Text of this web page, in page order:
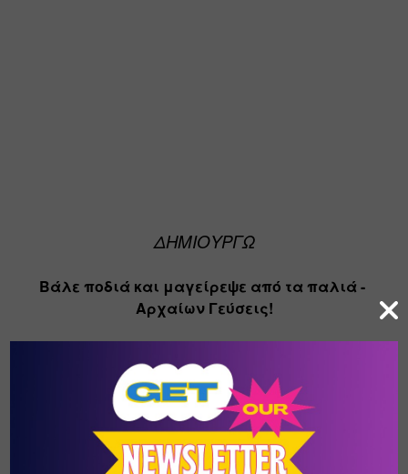
ΔΗΜΙΟΥΡΓΩ
Βάλε ποδιά και μαγείρεψε από τα παλιά -
Αρχαίων Γεύσεις!